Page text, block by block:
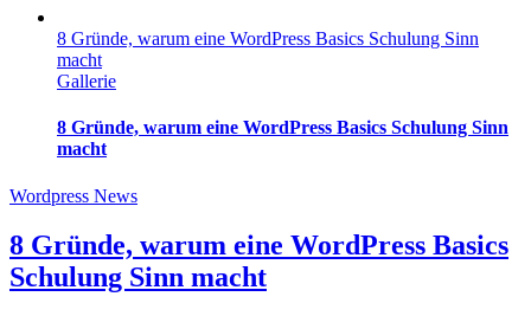
8 Gründe, warum eine WordPress Basics Schulung Sinn
macht
Gallerie
8 Gründe, warum eine WordPress Basics Schulung Sinn
macht
Wordpress News
8 Gründe, warum eine WordPress Basics
Schulung Sinn macht